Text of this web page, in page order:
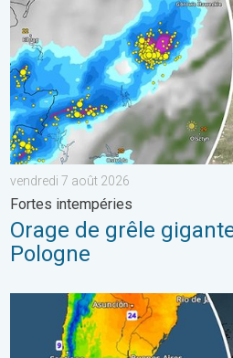
vendredi 7 août 2026
Fortes intempéries
Orage de grêle
Pologne
L'hiver bat son plein en Amérique